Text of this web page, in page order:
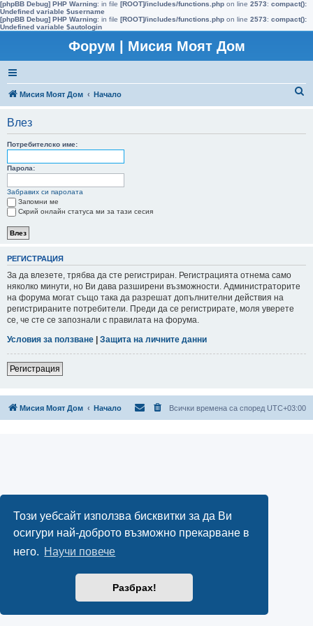
Този уебсайт използва бисквитки за да Ви
осигури най-доброто възможно прекарване в
него. Научи повече
Разбрах!
[phpBB Debug] PHP Warning: in file [ROOT]/includes/functions.php on line 2573: compact():
Undefined variable $username
[phpBB Debug] PHP Warning: in file [ROOT]/includes/functions.php on line 2573: compact():
Undefined variable $autologin
Форум | Мисия Моят Дом
Мисия Моят Дом Начало
Влез
Потребителско име:
Парола:
Забравих си паролата
Запомни ме
Скрий онлайн статуса ми за тази сесия
РЕГИСТРАЦИЯ
За да влезете, трябва да сте регистриран. Регистрацията отнема само
няколко минути, но Ви дава разширени възможности. Администраторите
на форума могат също така да разрешат допълнителни действия на
регистрираните потребители. Преди да се регистрирате, моля уверете
се, че сте се запознали с правилата на форума.
Условия за ползване | Защита на личните данни
Регистрация
Мисия Моят Дом Начало Всички времена са според UTC+03:00